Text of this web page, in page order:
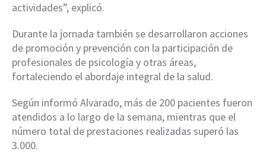
actividades”, explicó.
Durante la jornada también se desarrollaron acciones
de promoción y prevención con la participación de
profesionales de psicología y otras áreas,
fortaleciendo el abordaje integral de la salud.
Según informó Alvarado, más de 200 pacientes fueron
atendidos a lo largo de la semana, mientras que el
número total de prestaciones realizadas superó las
3.000.